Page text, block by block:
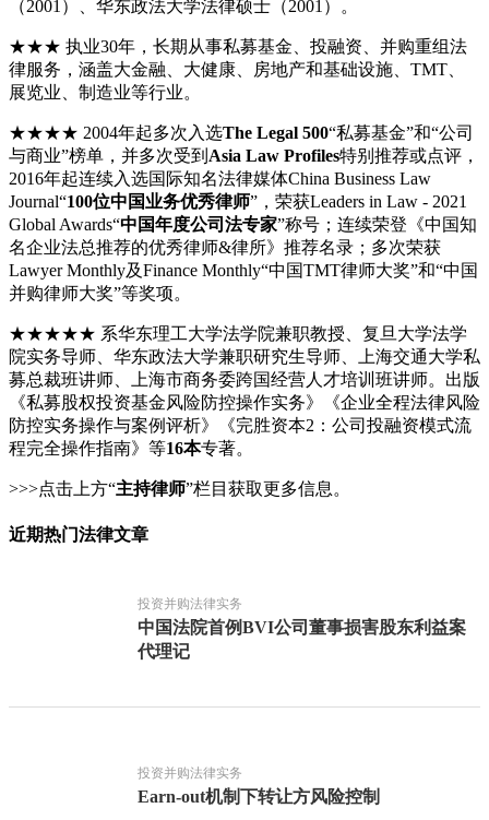
（2001）、华东政法大学法律硕士（2001）。
★★★ 执业30年，长期从事私募基金、投融资、并购重组法
律服务，涵盖大金融、大健康、房地产和基础设施、TMT、
展览业、制造业等行业。
★★★★ 2004年起多次入选The Legal 500“私募基金”和“公司
与商业”榜单，并多次受到 Asia Law Profiles特别推荐或点评，
2016年起连续入选国际知名法律媒体China Business Law
Journal“100位中国业务优秀律师”，荣获Leaders in Law - 2021
Global Awards“中国年度公司法专家”称号；连续荣登《中国知
名企业法总推荐的优秀律师&律所》推荐名录；多次荣获
Lawyer Monthly及Finance Monthly“中国TMT律师大奖”和“中国
并购律师大奖”等奖项。
★★★★★ 系华东理工大学法学院兼职教授、复旦大学法学
院实务导师、华东政法大学兼职研究生导师、上海交通大学私
募总裁班讲师、上海市商务委跨国经营人才培训班讲师。出版
《私募股权投资基金风险防控操作实务》《企业全程法律风险
防控实务操作与案例评析》《完胜资本2：公司投融资模式流
程完全操作指南》等16本专著。
>>>点击上方“主持律师”栏目获取更多信息。
近期热门法律文章
投资并购法律实务
中国法院首例BVI公司董事损害股东利益案
代理记
投资并购法律实务
Earn-out机制下转让方风险控制